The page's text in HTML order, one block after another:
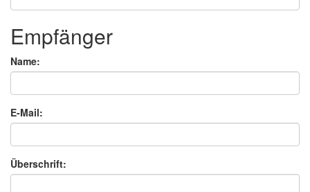
Empfänger
Name:
E-Mail:
Überschrift: